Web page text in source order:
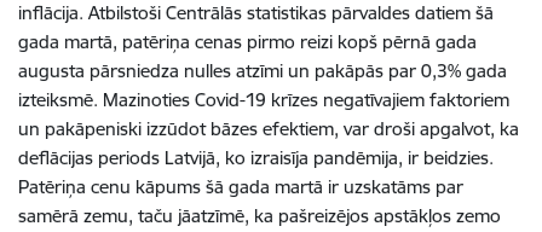
inflācija. Atbilstoši Centrālās statistikas pārvaldes datiem šā
gada martā, patēriņa cenas pirmo reizi kopš pērnā gada
augusta pārsniedza nulles atzīmi un pakāpās par 0,3% gada
izteiksmē. Mazinoties Covid-19 krīzes negatīvajiem faktoriem
un pakāpeniski izzūdot bāzes efektiem, var droši apgalvot, ka
deflācijas periods Latvijā, ko izraisīja pandēmija, ir beidzies.
Patēriņa cenu kāpums šā gada martā ir uzskatāms par
samērā zemu, taču jāatzīmē, ka pašreizējos apstākļos zemo